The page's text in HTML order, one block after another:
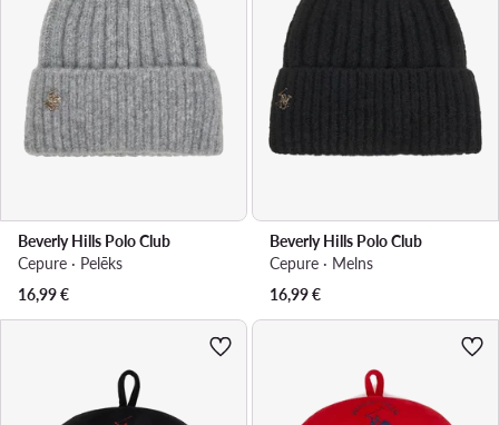
Beverly Hills Polo Club
Cepure · Pelēks
16,99€
Beverly Hills Polo Club
Cepure · Melns
16,99€